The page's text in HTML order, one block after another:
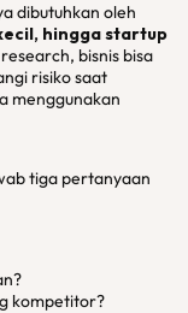
dibutuhkan oleh
hingga startup
bisnis bisa
risiko saat
menggunakan
tiga pertanyaan
kompetitor?